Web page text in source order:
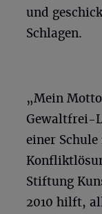
und
Schlagen.
„Mein
Gewaltfrei-
einer
Stiftung
2010 hilft,